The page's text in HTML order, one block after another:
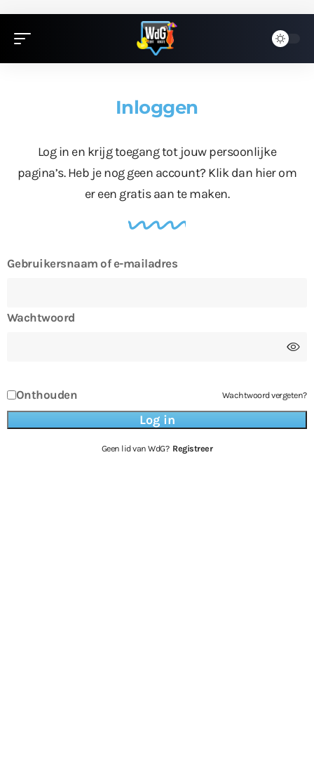
Inloggen
Log in en krijg toegang tot jouw persoonlijke
pagina’s. Heb je nog geen account? Klik dan hierom
er een gratis aan te maken.
Gebruikersnaam of e-mailadres
Wachtwoord
Onthouden Wachtwoord vergeten?
Geen lid van WdG? Registreer